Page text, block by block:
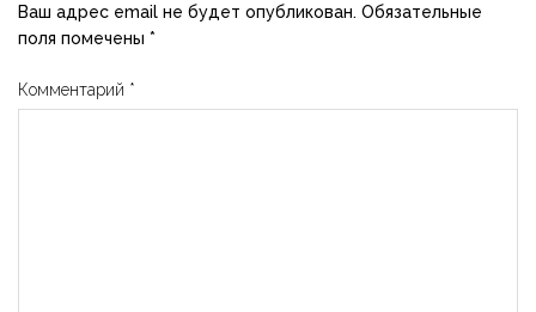
Ваш адрес email не будет опубликован. Обязательные
поля помечены *
Комментарий *